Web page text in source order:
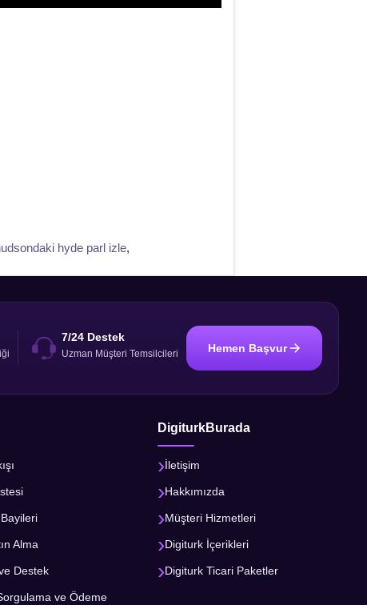
hyde parl izle,
7/24 Destek
Uzman Müşteri Temsilcileri Hemen Başvur
Alma
Destek
ve Ödeme
DigiturkBurada
İletişim
Hakkımızda
Müşteri Hizmetleri
Digiturk İçerikleri
Digiturk Ticari Paketler